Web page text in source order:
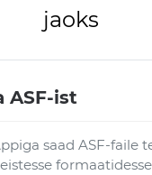
jaoks
ASF-ist
saad ASF-faile